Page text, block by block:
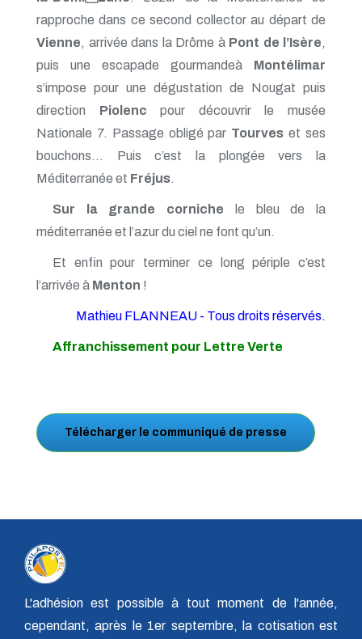
rapproche dans ce second collector au départ de
Vienne, arrivée dans la Drôme à Pont de l’Isère,
puis une escapade gourmandeà Montélimar
s’impose pour une dégustation de Nougat puis
direction Piolenc pour découvrir le musée
Nationale 7. Passage obligé par Tourves et ses
bouchons… Puis c’est la plongée vers la
Méditerranée et Fréjus.
Sur la grande corniche le bleu de la
méditerranée et l’azur du ciel ne font qu’un.
Et enfin pour terminer ce long périple c’est
l’arrivée à Menton !
Mathieu FLANNEAU - Tous droits réservés.
Affranchissement pour Lettre Verte
Télécharger le communiqué de presse
L'adhésion est possible à tout moment de l'année,
cependant, après le 1er septembre, la cotisation est